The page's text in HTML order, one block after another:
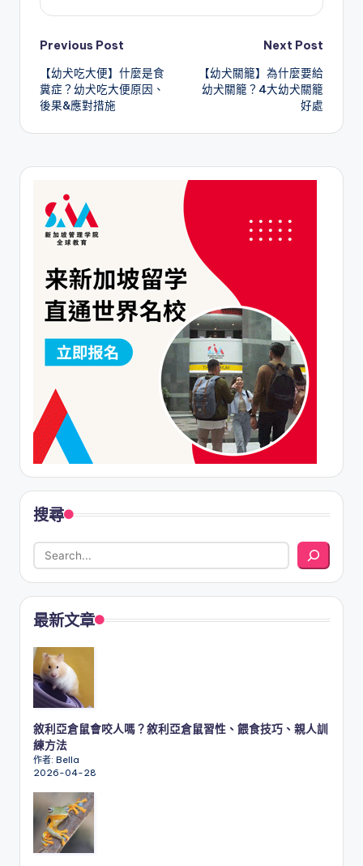
Post
navigation
Previous Post
【幼犬吃大便】什麼是食
糞症？幼犬吃大便原因、
後果&應對措施
Next Post
【幼犬關籠】為什麼要給
幼犬關籠？4大幼犬關籠
好處
搜尋
最新文章
敘利亞倉鼠會咬人嗎？敘利亞倉鼠習性、餵食技巧、親人訓
練方法
作者: Bella
2026-04-28